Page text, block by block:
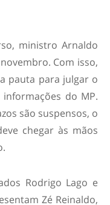
ministro Arnaldo
Com isso,
pauta para julgar o
do MP.
são suspensos, o
chegar às mãos
Rodrigo Lago e
Zé Reinaldo,